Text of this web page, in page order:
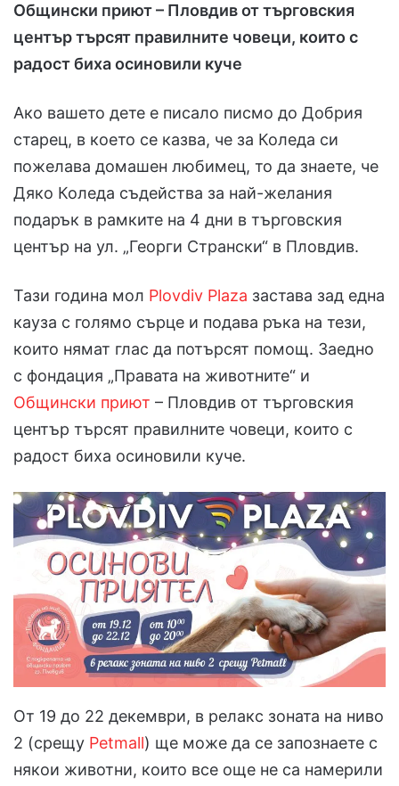
Общински приют – Пловдив от търговския
център търсят правилните човеци, които с
радост биха осиновили куче
Ако вашето дете е писало писмо до Добрия
старец, в което се казва, че за Коледа си
пожелава домашен любимец, то да знаете, че
Дяко Коледа съдейства за най-желания
подарък в рамките на 4 дни в търговския
център на ул. „Георги Странски“ в Пловдив.
Тази година мол Plovdiv Plaza застава зад една
кауза с голямо сърце и подава ръка на тези,
които нямат глас да потърсят помощ. Заедно
с фондация „Правата на животните“ и
Общински приют – Пловдив от търговския
център търсят правилните човеци, които с
радост биха осиновили куче.
От 19 до 22 декември, в релакс зоната на ниво
2 (срещу Petmall) ще може да се запознаете с
някои животни, които все още не са намерили